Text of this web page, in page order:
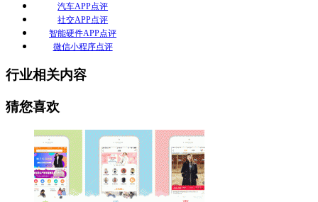
汽车APP点评
社交APP点评
智能硬件APP点评
微信小程序点评
行业相关内容
猜您喜欢